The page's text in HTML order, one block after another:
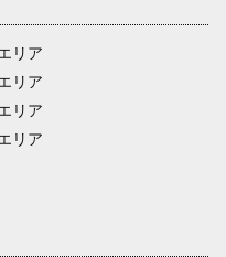
リア
リア
リア
リア